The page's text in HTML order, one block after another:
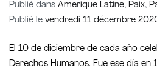
Publié dans Amerique Latine, Paix,
Publié le vendredi 11 décembre
El 10 de diciembre de cada año
Derechos Humanos. Fue ese día en